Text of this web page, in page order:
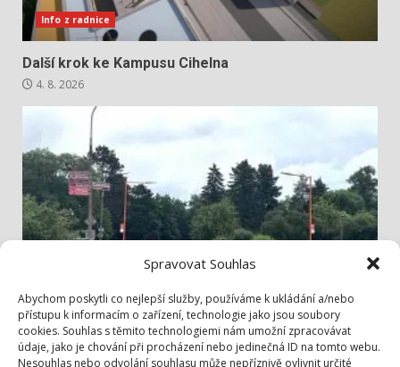
Spravovat Souhlas
Abychom poskytli co nejlepší služby, používáme k ukládání a/nebo
přístupu k informacím o zařízení, technologie jako jsou soubory
cookies. Souhlas s těmito technologiemi nám umožní zpracovávat
údaje, jako je chování při procházení nebo jedinečná ID na tomto webu.
Nesouhlas nebo odvolání souhlasu může nepříznivě ovlivnit určité
Info z radnice
Další krok ke Kampusu Cihelna
4. 8. 2026
Bezpečněji přes Lidickou
3. 8. 2026